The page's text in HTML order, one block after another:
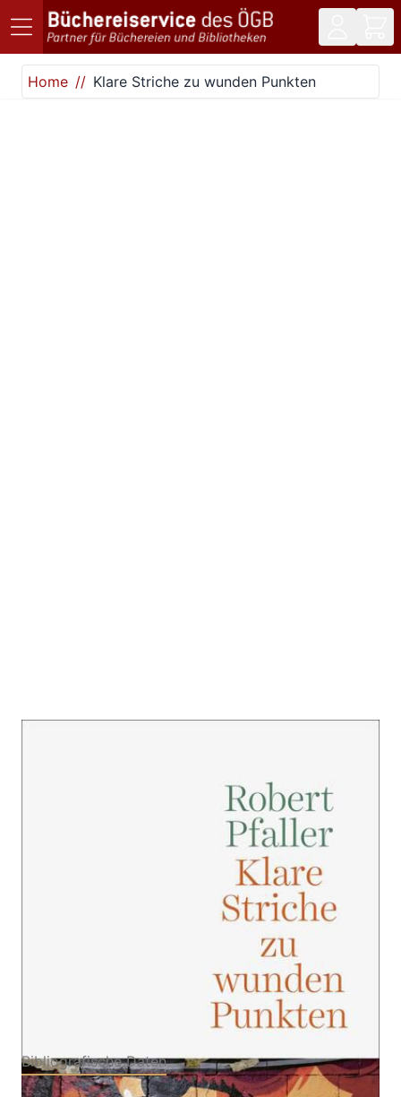
Direkt zum Inhalt
Home
Klare Striche zu wunden Punkten
29.04.2026
272 Seiten
ISBN: 978-3-10397758-
5
Bibliografische Daten